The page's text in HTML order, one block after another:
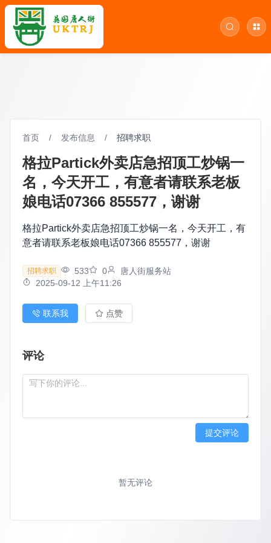
首页 / 发布信息 / 招聘求职
格拉Partick外卖店急招顶工炒锅一
名，今天开工，有意者请联系老板
娘电话07366 855577，谢谢
格拉Partick外卖店急招顶工炒锅一名，今天开工，有
意者请联系老板娘电话07366 855577，谢谢
招聘求职 533 0
唐人街服务站
2025-09-12 上午11:26
联系我 点赞
评论
提交评论
暂无评论